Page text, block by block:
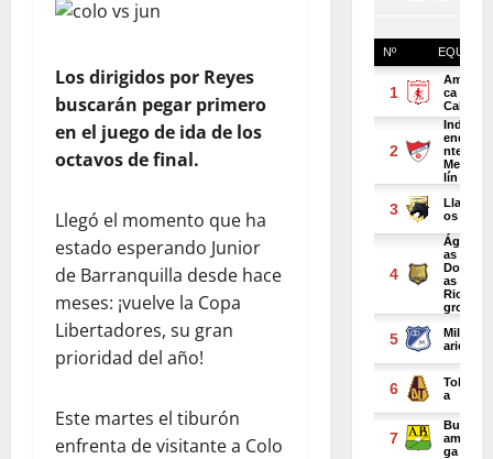
Los dirigidos por Reyes
buscarán pegar primero
en el juego de ida de los
octavos de final.
Llegó el momento que ha
estado esperando Junior
de Barranquilla desde hace
meses: ¡vuelve la Copa
Libertadores, su gran
prioridad del año!
Este martes el tiburón
enfrenta de visitante a Colo